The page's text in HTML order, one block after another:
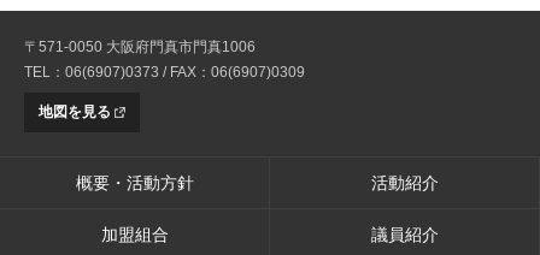
〒571-0050 大阪府門真市門真1006
TEL：06(6907)0373 / FAX：06(6907)0309
地図を見る
概要・活動方針 活動紹介
加盟組合 議員紹介